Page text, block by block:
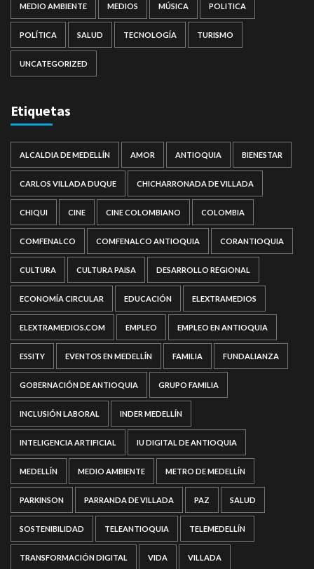
MEDIO AMBIENTE MEDIOS MÚSICA POLITICA
POLÍTICA SALUD TECNOLOGÍA TURISMO
UNCATEGORIZED
Etiquetas
ALCALDIA DE MEDELLÍN AMOR ANTIOQUIA BIENESTAR
CARLOS VILLADA DUQUE CHICHARRONADA DE VILLADA
CHIQUI CINE CINE COLOMBIANO COLOMBIA
COMFENALCO COMFENALCO ANTIOQUIA CORANTIOQUIA
CULTURA CULTURA PAISA DESARROLLO REGIONAL
ECONOMÍA CIRCULAR EDUCACIÓN ELEXTRAMEDIOS
ELEXTRAMEDIOS.COM EMPLEO EMPLEO EN ANTIOQUIA
ESSITY EVENTOS EN MEDELLÍN FAMILIA FUNDALIANZA
GOBERNACIÓN DE ANTIOQUIA GRUPO FAMILIA
INCLUSIÓN LABORAL INDER MEDELLÍN
INTELIGENCIA ARTIFICIAL IU DIGITAL DE ANTIOQUIA
MEDELLÍN MEDIO AMBIENTE METRO DE MEDELLÍN
PARKINSON PARRANDA DE VILLADA PAZ SALUD
SOSTENIBILIDAD TELEANTIOQUIA TELEMEDELLÍN
TRANSFORMACIÓN DIGITAL VIDA VILLADA